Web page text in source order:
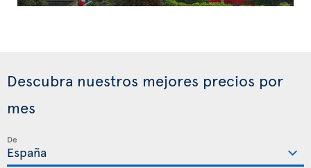
Descubra nuestros mejores precios por
mes
De